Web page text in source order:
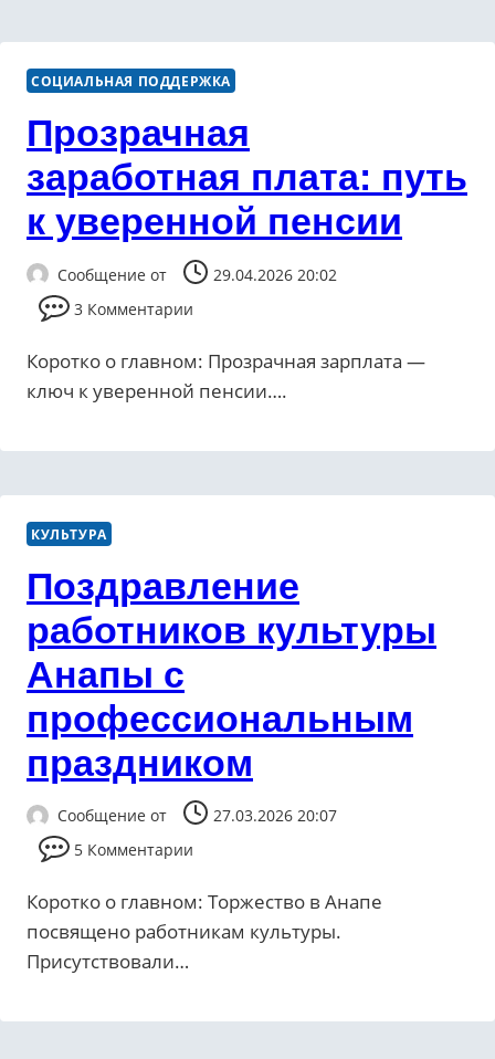
СОЦИАЛЬНАЯ ПОДДЕРЖКА
Прозрачная
заработная плата: путь
к уверенной пенсии
Сообщение от
29.04.2026 20:02
3 Комментарии
Коротко о главном: Прозрачная зарплата —
ключ к уверенной пенсии….
КУЛЬТУРА
Поздравление
работников культуры
Анапы с
профессиональным
праздником
Сообщение от
27.03.2026 20:07
5 Комментарии
Коротко о главном: Торжество в Анапе
посвящено работникам культуры.
Присутствовали…